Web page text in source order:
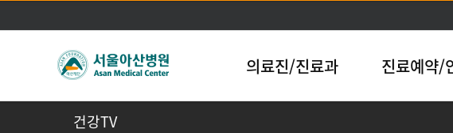
의료진/진료과 진료예약/
건강TV